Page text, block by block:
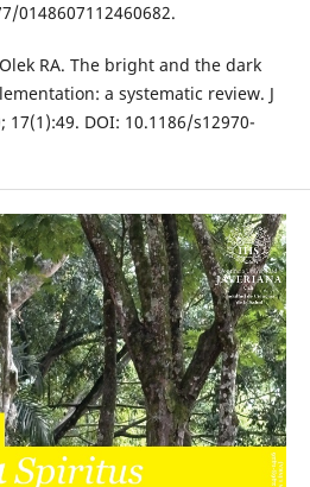
0148607112460682.
RA. The bright and the dark
a systematic review. J
DOI: 10.1186/s12970-